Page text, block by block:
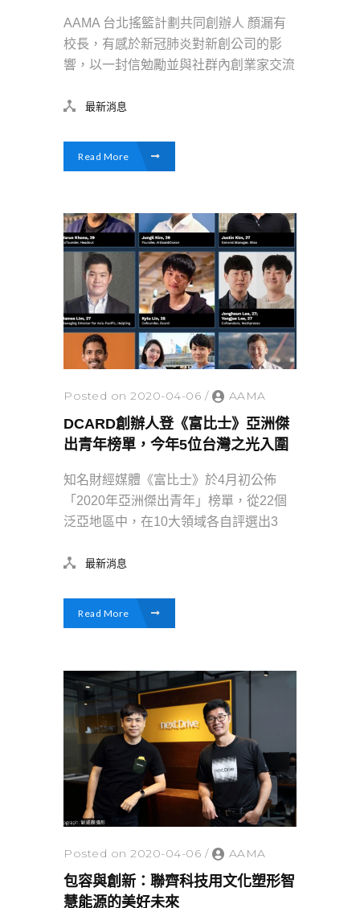
AAMA 台北搖籃計劃共同創辦人 顏漏有
校長，有感於新冠肺炎對新創公司的影
響，以一封信勉勵並與社群內創業家交流
最新消息
Read More
Posted on 2020-04-06 / AAMA
DCARD創辦人登《富比士》亞洲傑
出青年榜單，今年5位台灣之光入圍
知名財經媒體《富比士》於4月初公佈
「2020年亞洲傑出青年」榜單，從22個
泛亞地區中，在10大領域各自評選出3
最新消息
Read More
Posted on 2020-04-06 / AAMA
包容與創新：聯齊科技用文化塑形智
慧能源的美好未來